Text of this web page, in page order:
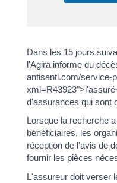
Dans les 15 jours
l'Agira informe du
antisanti.com/service-
d'assurances qui sont
Lorsque la recherche
bénéficiaires, les
réception de l'avis de
fournir les pièces
L'assureur doit verser